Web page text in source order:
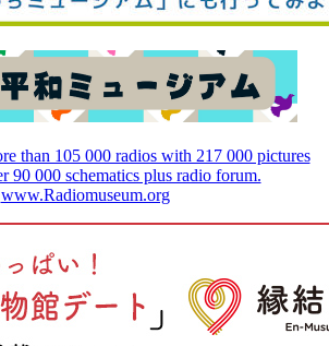
www.Radiomuseum.org